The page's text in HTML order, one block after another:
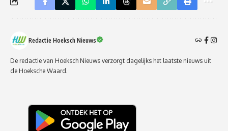
Redactie Hoeksch Nieuws
De redactie van Hoeksch Nieuws verzorgt dagelijks het laatste nieuws uit
de Hoeksche Waard.